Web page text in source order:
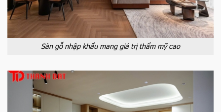
Sàn gỗ nhập khẩu mang giá trị thẩm mỹ cao